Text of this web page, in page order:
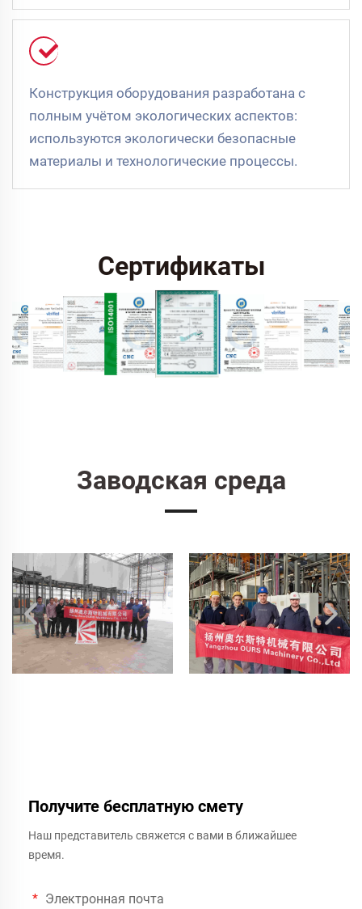
Конструкция оборудования разработана с
полным учётом экологических аспектов:
используются экологически безопасные
материалы и технологические процессы.
Сертификаты
Заводская среда
Получите бесплатную смету
Наш представитель свяжется с вами в ближайшее
время.
Электронная почта